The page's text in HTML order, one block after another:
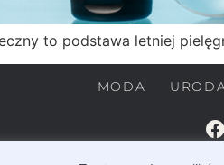
to podstawa letniej
MODA